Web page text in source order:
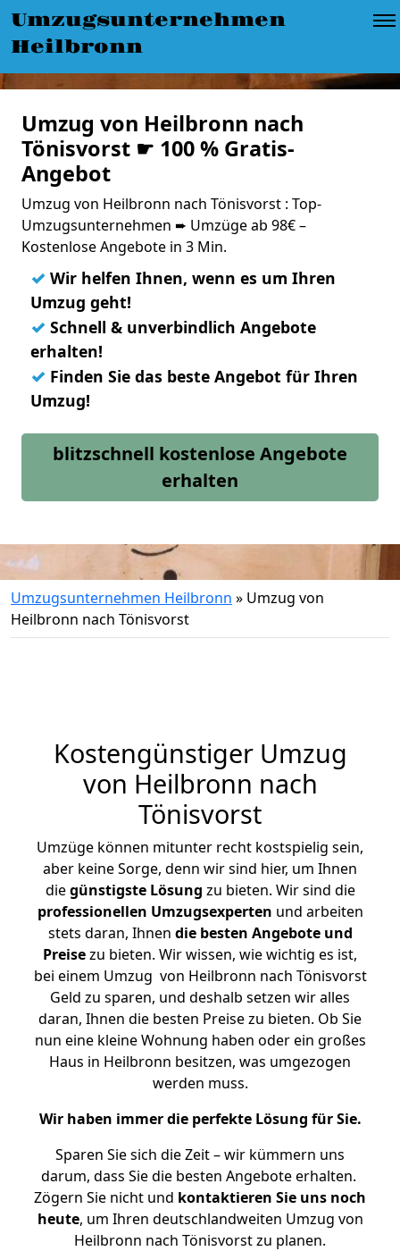
Umzugsunternehmen
Heilbronn
Umzug von Heilbronn nach
Tönisvorst ☛ 100 % Gratis-
Angebot
Umzug von Heilbronn nach Tönisvorst : Top-
Umzugsunternehmen ➨ Umzüge ab 98€ –
Kostenlose Angebote in 3 Min.
✓ Wir helfen Ihnen, wenn es um Ihren
Umzug geht!
✓ Schnell & unverbindlich Angebote
erhalten!
✓ Finden Sie das beste Angebot für Ihren
Umzug!
blitzschnell kostenlose Angebote
erhalten
Umzugsunternehmen Heilbronn » Umzug von
Heilbronn nach Tönisvorst
Kostengünstiger Umzug
von Heilbronn nach
Tönisvorst
Umzüge können mitunter recht kostspielig sein,
aber keine Sorge, denn wir sind hier, um Ihnen
diegünstigste Lösung zu bieten. Wir sind die
professionellen Umzugsexperten und arbeiten
stets daran, Ihnen die besten Angebote und
Preisezu bieten. Wir wissen, wie wichtig es ist,
bei einem Umzug von Heilbronn nach Tönisvorst
Geld zu sparen, und deshalb setzen wir alles
daran, Ihnen die besten Preise zu bieten. Ob Sie
nun eine kleine Wohnung haben oder ein großes
Haus in Heilbronn besitzen, was umgezogen
werden muss.
Wir haben immer die perfekte Lösung für Sie.
Sparen Sie sich die Zeit – wir kümmern uns
darum, dass Sie die besten Angebote erhalten.
Zögern Sie nicht und kontaktieren Sie uns noch
heute, um Ihren deutschlandweiten Umzug von
Heilbronn nach Tönisvorst zu planen.